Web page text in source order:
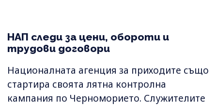
НАП следи за цени, обороти и
трудови договори
Националната агенция за приходите също
стартира своята лятна контролна
кампания по Черноморието. Служителите